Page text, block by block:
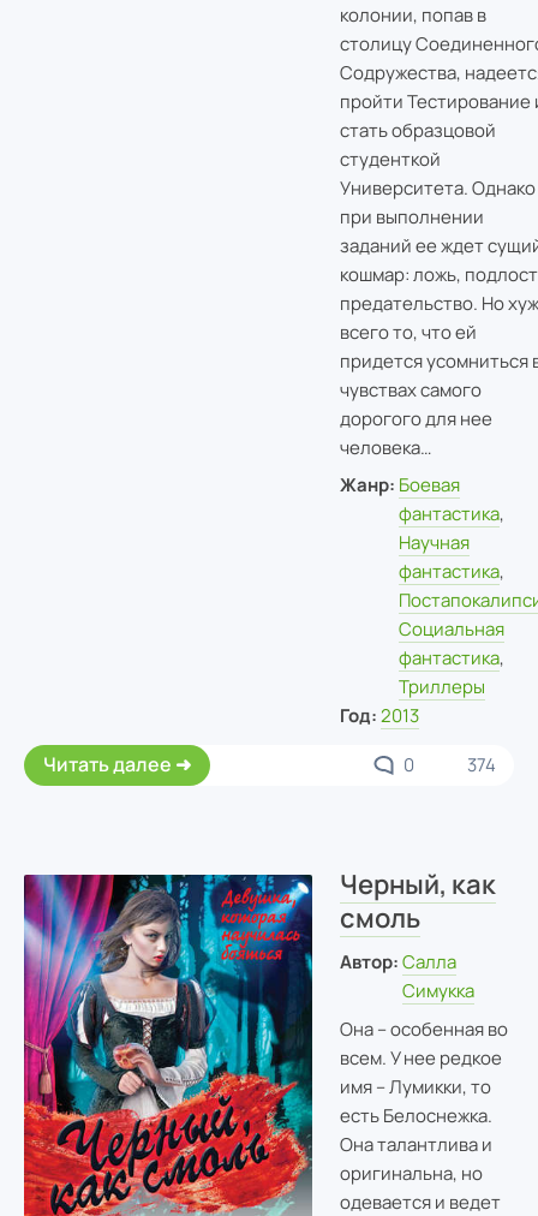
колонии, попав в
столицу
Содружества,
пройти Тестирование
стать образцовой
студенткой
Университета. Однако
при выполнении
заданий ее ждет
кошмар: ложь,
предательство. Но
всего то, что ей
придется усомниться
чувствах самого
дорогого для нее
человека…
Жанр: Боевая
фантастика,
Научная
фантастика,
Социальная
фантастика,
Триллеры
Год: 2013
Читать далее 0 374
Черный, как
смоль
Автор: Салла
Симукка
Она – особенная во
всем. У нее редкое
имя – Лумикки, то
есть Белоснежка.
Она талантлива и
оригинальна, но
одевается и ведет